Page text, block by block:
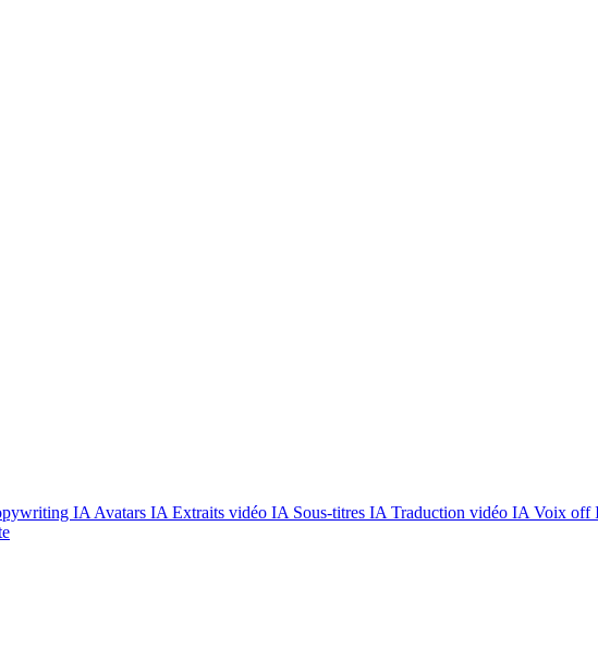
IA Avatars IA Extraits vidéo IA Sous-titres IA Traduction vidéo IA Voix off